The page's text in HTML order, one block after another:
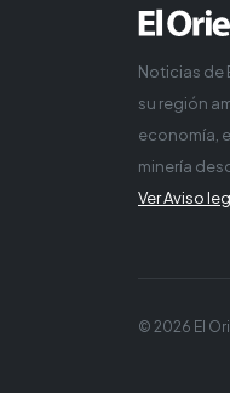
Noticias de
su región
economía,
minería
Ver Aviso
© 2026 El